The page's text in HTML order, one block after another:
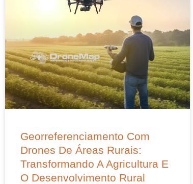
Georreferenciamento Com
Drones De Áreas Rurais:
Transformando A Agricultura E
O Desenvolvimento Rural